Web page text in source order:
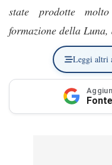
state prodotte
formazione della
Leggi altri